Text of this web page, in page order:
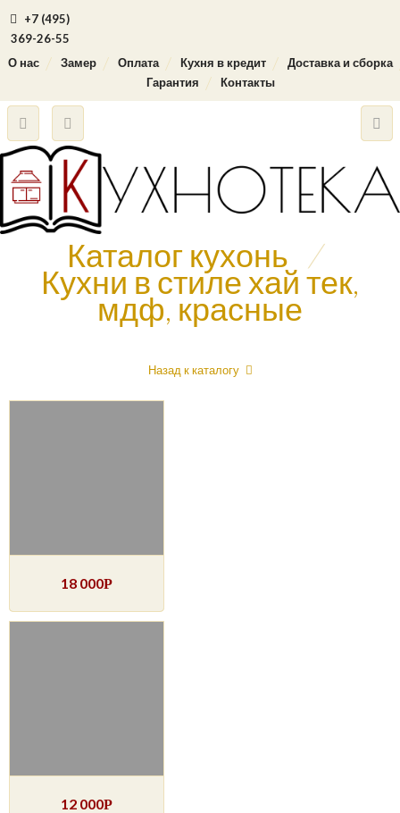
+7 (495)
369-26-55
О нас
Замер Оплата Кухня в кредит
Доставка и сборка
Гарантия
Контакты
Каталог кухонь /
Кухни в стиле хай тек,
мдф, красные
Назад к каталогу
18 000Р
12 000Р